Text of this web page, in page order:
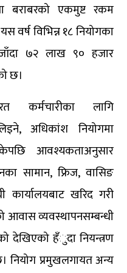
बराबरको एकमुष्ट रकम
वर्ष विभिन्न १८ नियोगका
७२ लाख ९० हजार
छ।
कर्मचारीका लागि
अधिकांश नियोगमा
आवश्यकताअनुसार
सामान, फ्रिज, वासिङ
कार्यालयबाट खरिद गरी
आवास व्यवस्थापनसम्बन्धी
देखिएको हँुदा नियन्त्रण
नियोग प्रमुखलगायत अन्य